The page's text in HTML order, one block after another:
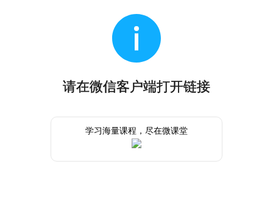
请在微信客户端打开链接
学习海量课程，尽在微课堂